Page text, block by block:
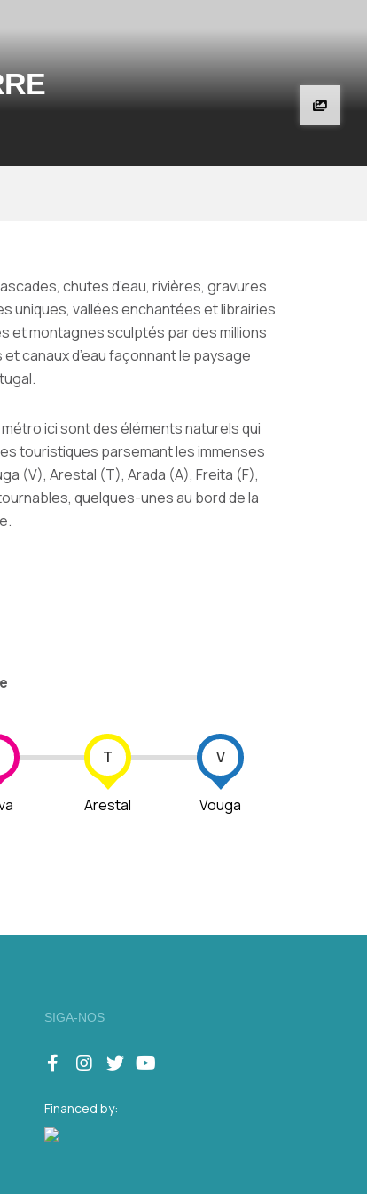
chutes d’eau, rivières, gravures
uniques, vallées enchantées et librairies
et montagnes sculptés par des millions
canaux d’eau façonnant le paysage
ici sont des éléments naturels qui
touristiques parsemant les immenses
(V), Arestal (T), Arada (A), Freita (F),
quelques-unes au bord de la
T
Arestal
V
Vouga
SIGA-NOS
Financed by: